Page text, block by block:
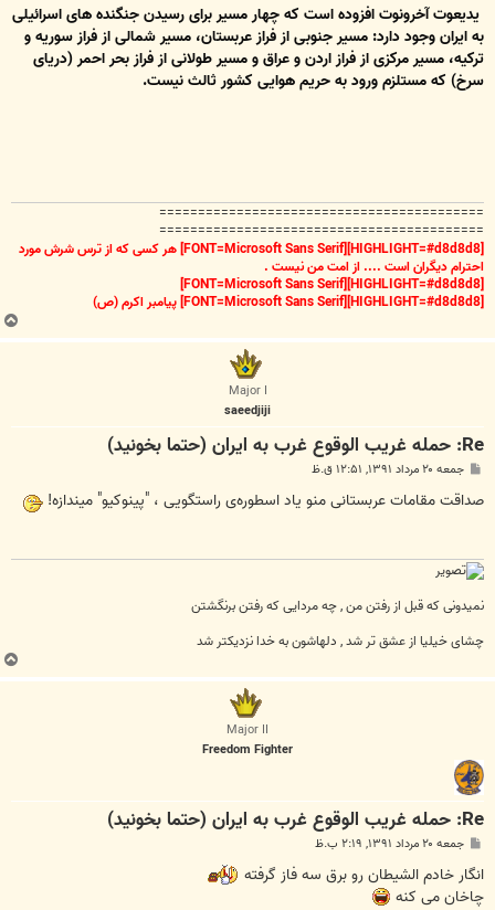
یدیعوت آخرونوت افزوده است که چهار مسیر برای رسیدن جنگنده های اسرائیلی
به ایران وجود دارد: مسیر جنوبی از فراز عربستان، مسیر شمالی از فراز سوریه و
ترکیه، مسیر مرکزی از فراز اردن و عراق و مسیر طولانی از فراز بحر احمر (دریای
سرخ) که مستلزم ورود به حریم هوایی کشور ثالث نیست.
==========================================
==========================================
[HIGHLIGHT=#d8d8d8][FONT=Microsoft Sans Serif] هر کسی که از ترس شرش مورد
احترام دیگران است .... از امت من نیست .
[HIGHLIGHT=#d8d8d8][FONT=Microsoft Sans Serif]
[HIGHLIGHT=#d8d8d8][FONT=Microsoft Sans Serif] پیامبر اکرم (ص)
Major I
saeedjiji
Re: حمله غريب الوقوع غرب به ايران (حتما بخونيد)
ت
جمعه ۲۰ مرداد ۱۳۹۱, ۱۲:۵۱ ق.ظ
صداقت مقامات عربستانی منو یاد اسطوره‌ی راستگویی ، "پینوکیو" میندازه!
نمیدونی که قبل از رفتن من , چه مردایی که رفتن برنگشتن
چشای خیلیا از عشق تر شد , دلهاشون به خدا نزدیکتر شد
Major II
Freedom Fighter
Re: حمله غريب الوقوع غرب به ايران (حتما بخونيد)
ت
جمعه ۲۰ مرداد ۱۳۹۱, ۲:۱۹ ب.ظ
انگار خادم الشیطان رو برق سه فاز گرفته
چاخان می کنه